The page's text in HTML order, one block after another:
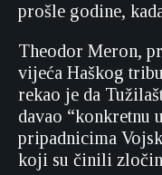
prošle godine,
Theodor Meron,
vijeća Haškog
rekao je da
davao “konkretnu
pripadnicima
koji su činili